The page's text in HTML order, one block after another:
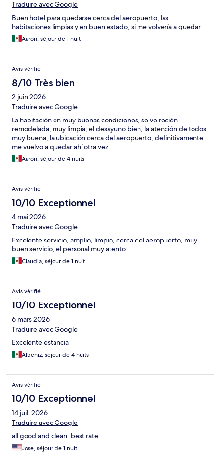
Traduire avec Google
Buen hotel para quedarse cerca del aeropuerto, las
habitaciones limpias y en buen estado, si me volvería a quedar
Aaron, séjour de 1 nuit
Avis vérifié
8/10 Très bien
2 juin 2026
Traduire avec Google
La habitación en muy buenas condiciones, se ve recién
remodelada, muy limpia, el desayuno bien, la atención de todos
muy buena, la ubicación cerca del aeropuerto, definitivamente
me vuelvo a quedar ahí otra vez.
Aaron, séjour de 4 nuits
Avis vérifié
10/10 Exceptionnel
4 mai 2026
Traduire avec Google
Excelente servicio, amplio, limpio, cerca del aeropuerto, muy
buen servicio, el personal muy atento
Claudia, séjour de 1 nuit
Avis vérifié
10/10 Exceptionnel
6 mars 2026
Traduire avec Google
Excelente estancia
Albeniz, séjour de 4 nuits
Avis vérifié
10/10 Exceptionnel
14 juil. 2026
Traduire avec Google
all good and clean. best rate
Jose, séjour de 1 nuit